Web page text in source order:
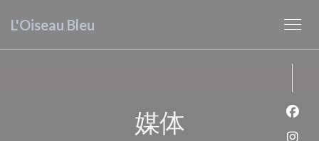
L'Oiseau Bleu
媒体